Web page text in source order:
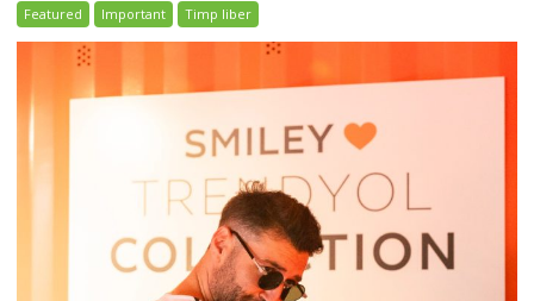
Featured Important Timp liber